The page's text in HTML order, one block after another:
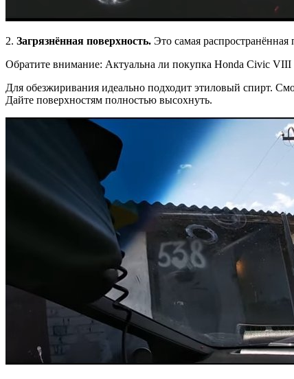
2. Загрязнённая поверхность. Это самая
Обратите внимание: Актуальна ли покупка Honda Civic
Для обезжиривания идеально подходит этиловый спирт.
Дайте поверхностям полностью высохнуть.